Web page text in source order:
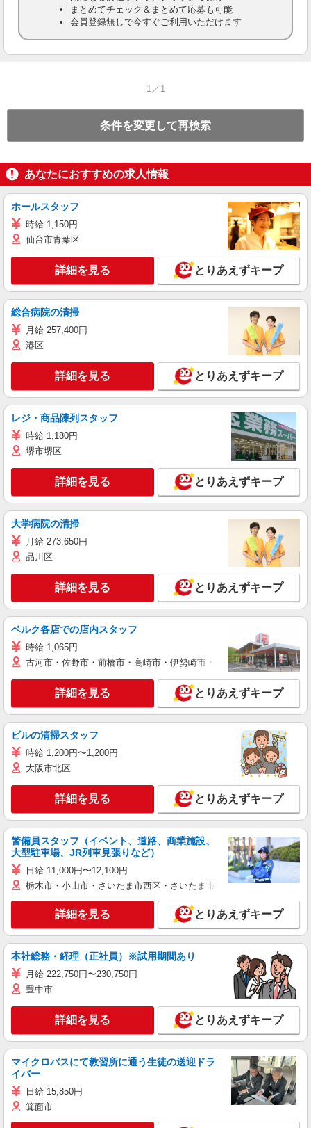
まとめてチェック＆まとめて応募も可能
会員登録無しで今すぐご利用いただけます
1／1
条件を変更して再検索
あなたにおすすめの求人情報
ホールスタッフ
時給 1,150円
仙台市青葉区
詳細を見る とりあえずキープ
総合病院の清掃
月給 257,400円
港区
詳細を見る とりあえずキープ
レジ・商品陳列スタッフ
時給 1,180円
堺市堺区
詳細を見る とりあえずキープ
大学病院の清掃
月給 273,650円
品川区
詳細を見る とりあえずキープ
ベルク各店での店内スタッフ
時給 1,065円
古河市・佐野市・前橋市・高崎市・伊勢崎市・太田市・館林市・藤
詳細を見る とりあえずキープ
ビルの清掃スタッフ
時給 1,200円〜1,200円
大阪市北区
詳細を見る とりあえずキープ
警備員スタッフ（イベント、道路、商業施設、
大型駐車場、JR列車見張りなど）
日給 11,000円〜12,100円
栃木市・小山市・さいたま市西区・さいたま市岩槻区・久喜市・蓮田
詳細を見る とりあえずキープ
本社総務・経理（正社員）※試用期間あり
月給 222,750円〜230,750円
豊中市
詳細を見る とりあえずキープ
マイクロバスにて教習所に通う生徒の送迎ドラ
イバー
日給 15,850円
箕面市